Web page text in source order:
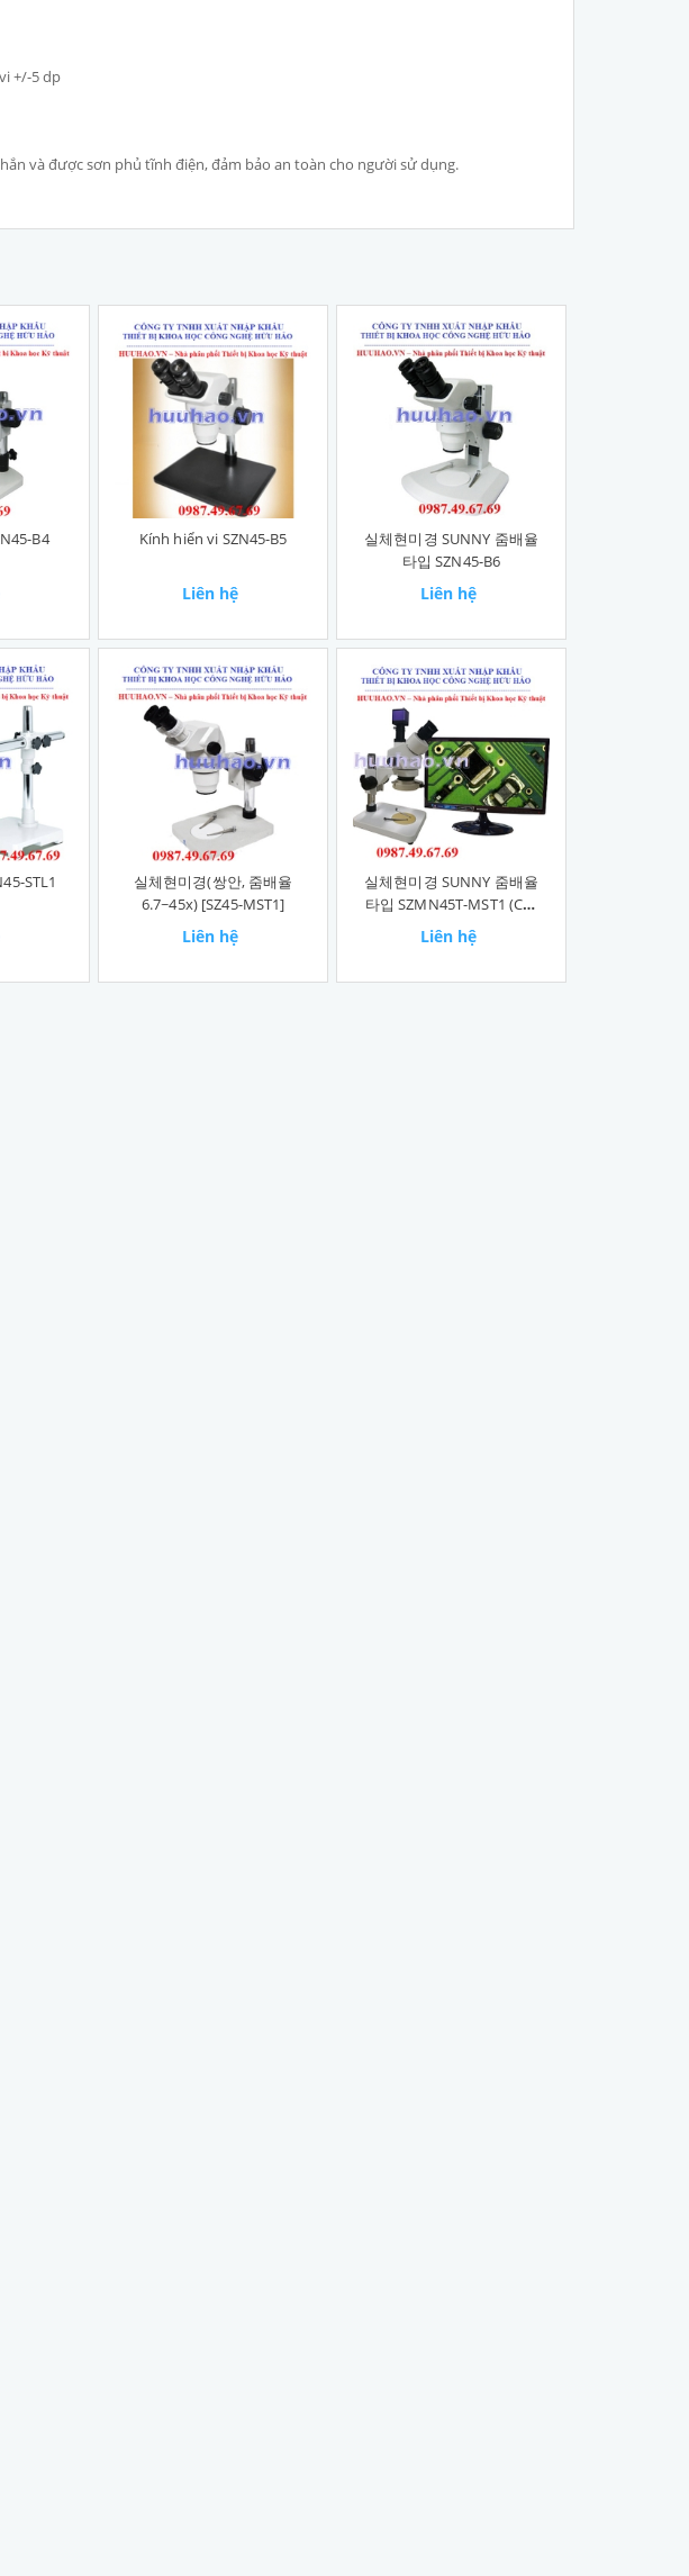
+/-5 dp
và được sơn phủ tĩnh điện, đảm bảo an toàn cho người sử dụng.
B4 Kính hiển vi SZN45-B5
Liên hệ
실체현미경 SUNNY 줌배율
타입 SZN45-B6
Liên hệ
STL1
실체현미경(쌍안, 줌배율
6.7~45x) [SZ45-MST1]
Liên hệ
실체현미경 SUNNY 줌배율
타입 SZMN45T-MST1 (C마
운트포함)
Liên hệ